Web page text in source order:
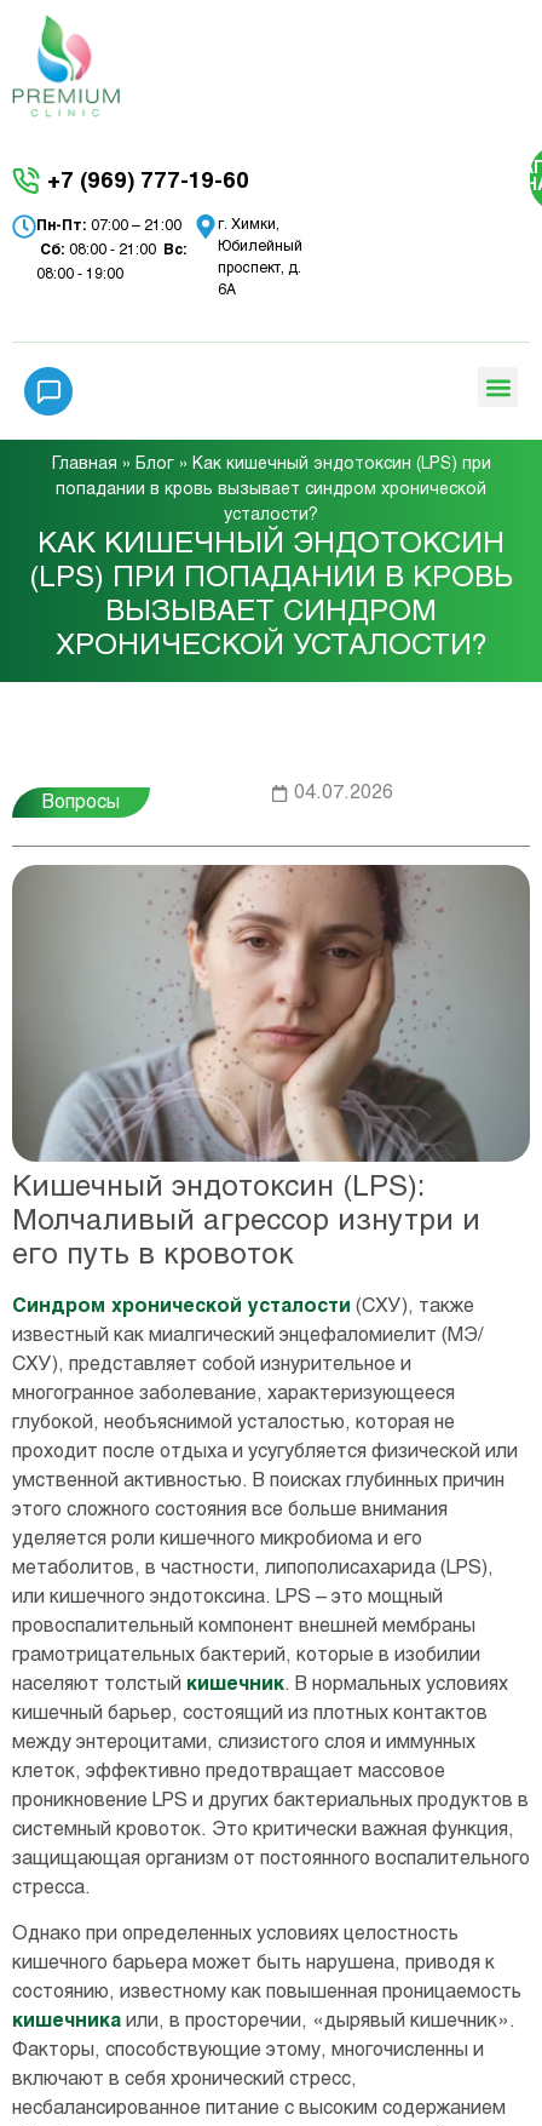
Пн-Пт: 07:00 – 21:00
Сб: 08:00 - 21:00
Вc:
08:00 - 19:00
г. Химки,
Юбилейный
проспект, д.
6А
+7 (969) 777-19-60
Главная » Блог » Как кишечный эндотоксин (LPS) при
попадании в кровь вызывает синдром хронической
усталости?
КАК КИШЕЧНЫЙ ЭНДОТОКСИН
(LPS) ПРИ ПОПАДАНИИ В КРОВЬ
ВЫЗЫВАЕТ СИНДРОМ
ХРОНИЧЕСКОЙ УСТАЛОСТИ?
Вопросы
04.07.2026
Кишечный эндотоксин (LPS):
Молчаливый агрессор изнутри и
его путь в кровоток
Синдром хронической усталости (СХУ), также
известный как миалгический энцефаломиелит (МЭ/
СХУ), представляет собой изнурительное и
многогранное заболевание, характеризующееся
глубокой, необъяснимой усталостью, которая не
проходит после отдыха и усугубляется физической или
умственной активностью. В поисках глубинных причин
этого сложного состояния все больше внимания
уделяется роли кишечного микробиома и его
метаболитов, в частности, липополисахарида (LPS),
или кишечного эндотоксина. LPS – это мощный
провоспалительный компонент внешней мембраны
грамотрицательных бактерий, которые в изобилии
населяют толстый кишечник. В нормальных условиях
кишечный барьер, состоящий из плотных контактов
между энтероцитами, слизистого слоя и иммунных
клеток, эффективно предотвращает массовое
проникновение LPS и других бактериальных продуктов в
системный кровоток. Это критически важная функция,
защищающая организм от постоянного воспалительного
стресса.
Однако при определенных условиях целостность
кишечного барьера может быть нарушена, приводя к
состоянию, известному как повышенная проницаемость
кишечника или, в просторечии, «дырявый кишечник».
Факторы, способствующие этому, многочисленны и
включают в себя хронический стресс,
несбалансированное питание с высоким содержанием